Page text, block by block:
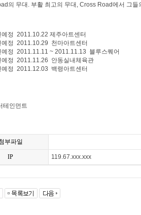
의 무대. 부활 최고의 무대, Cross Road에서 그들
예정 2011.10.22 제주아트센터
예정 2011.10.29 천마아트센터
예정 2011.11.11 ~ 2011.11.13 블루스퀘어
예정 2011.11.26 안동실내체육관
예정 2011.12.03 백령아트센터
테인먼트
부파일
IP 119.67.xxx.xxx